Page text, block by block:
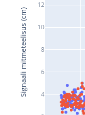
4
6
8
10
12
Signaali mitmeteelisus (cm)